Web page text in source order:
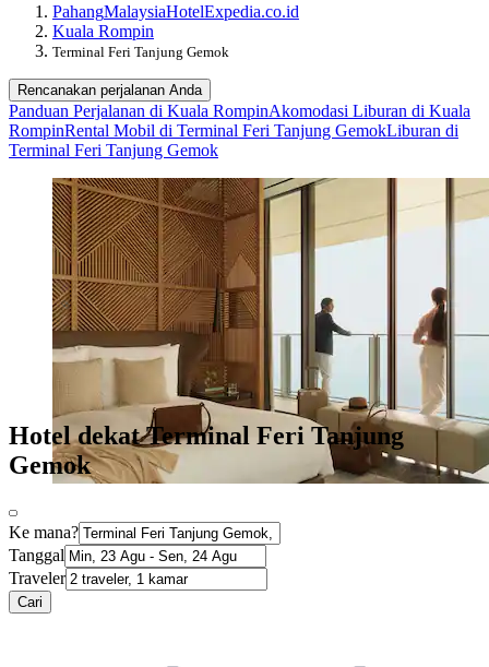
PahangMalaysiaHotelExpedia.co.id
Kuala Rompin
Terminal Feri Tanjung Gemok
Rencanakan perjalanan Anda
Panduan Perjalanan di Kuala RompinAkomodasi Liburan di Kuala
RompinRental Mobil di Terminal Feri Tanjung GemokLiburan di
Terminal Feri Tanjung Gemok
Hotel dekat Terminal Feri Tanjung
Gemok
Ke mana?
Tanggal
Traveler
Cari